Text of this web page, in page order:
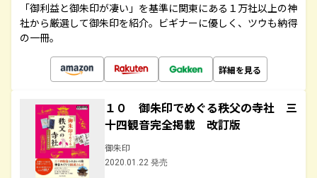
「御利益と御朱印が凄い」を基準に関東にある１万社以上の神
社から厳選して御朱印を紹介。ビギナーに優しく、ツウも納得
の一冊。
詳細を見る
１０ 御朱印でめぐる秩父の寺社 三
十四観音完全掲載 改訂版
御朱印
2020.01.22 発売